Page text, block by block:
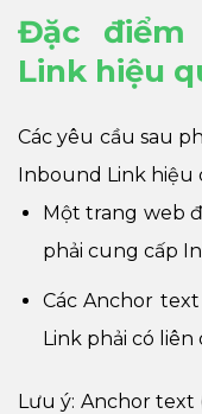
Đặc điểm
Link hiệu
Các yêu cầu sau
Inbound Link hiệu
Một trang web
phải cung cấp
Các Anchor
Link phải có liên
Lưu ý: Anchor text